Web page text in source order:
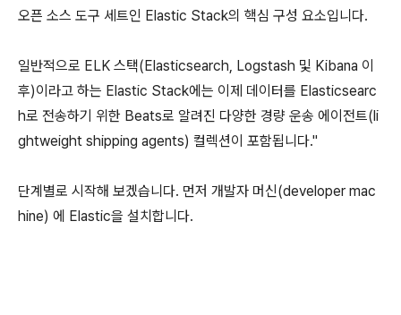
오픈 소스 도구 세트인 Elastic Stack의 핵심 구성 요소입니다.
일반적으로 ELK 스택(Elasticsearch, Logstash 및 Kibana 이
후)이라고 하는 Elastic Stack에는 이제 데이터를 Elasticsearc
h로 전송하기 위한 Beats로 알려진 다양한 경량 운송 에이전트(li
ghtweight shipping agents) 컬렉션이 포함됩니다."
단계별로 시작해 보겠습니다. 먼저 개발자 머신(developer mac
hine) 에 Elastic을 설치합니다.